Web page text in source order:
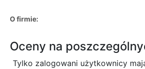
O firmie:
Oceny na
Tylko zalogowani użytkownicy